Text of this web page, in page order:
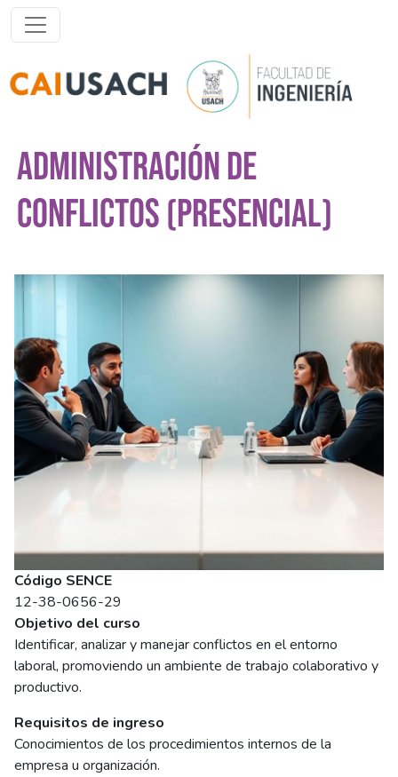
Pasar al contenido principal
ADMINISTRACIÓN DE
CONFLICTOS (PRESENCIAL)
Imagen del curso
Código SENCE
12-38-0656-29
Objetivo del curso
Identificar, analizar y manejar conflictos en el entorno
laboral, promoviendo un ambiente de trabajo colaborativo y
productivo.
Requisitos de ingreso
Conocimientos de los procedimientos internos de la
empresa u organización.